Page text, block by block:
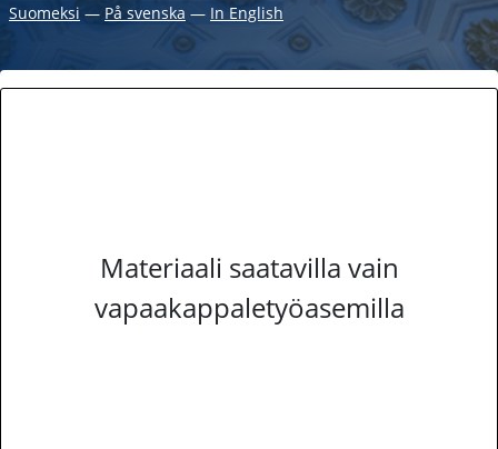
Suomeksi ― På svenska ― In English
Materiaali saatavilla vain
vapaakappaletyöasemilla